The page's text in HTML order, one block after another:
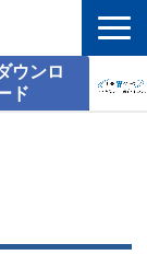
ウンロ
ド